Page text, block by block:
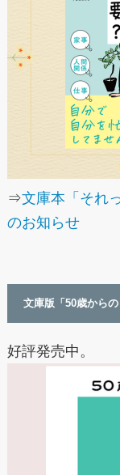
⇒文庫本「それ
のお知らせ
文庫版「50歳からの
好評発売中。